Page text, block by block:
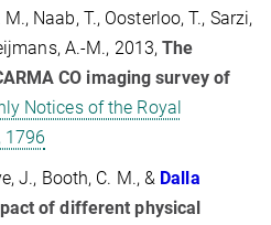
Naab, T., Oosterloo, T., Sarzi,
A.-M., 2013,The
CO imaging survey of
Notices of the Royal
1796
J., Booth, C. M., & Dalla
of different physical